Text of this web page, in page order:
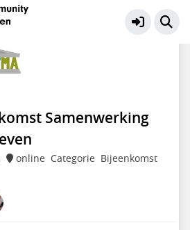
Samenwerking
online Categorie Bijeenkomst